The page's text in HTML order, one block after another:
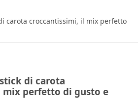
carota croccantissimi, il mix perfetto
di carota
perfetto di gusto e